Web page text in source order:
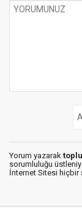
Yorum yazarak
sorumluluğu
İnternet Sitesi